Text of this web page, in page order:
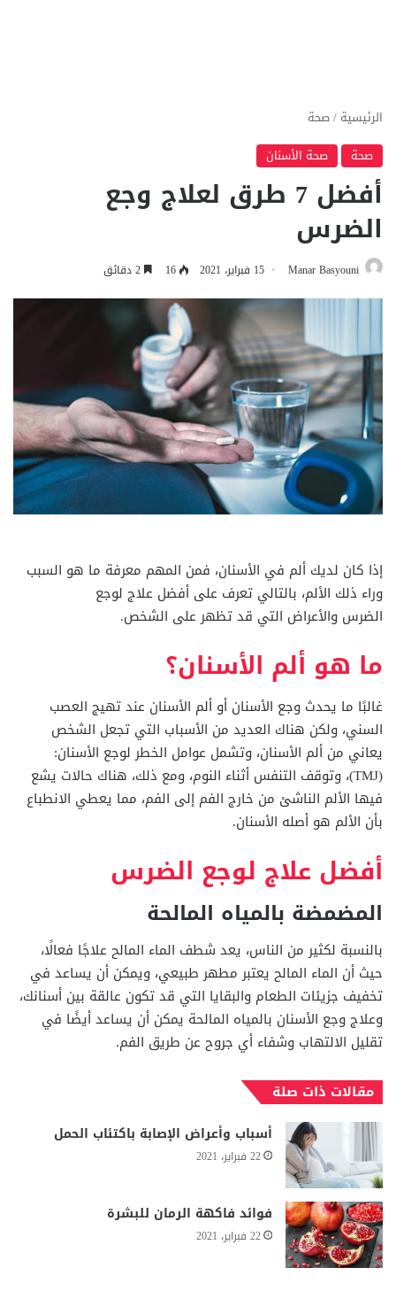
الرئيسية /صحة
صحة
صحة الأسنان
أفضل 7 طرق لعلاج وجع
الضرس
Manar Basyouni 15 فبراير، 2021 16
إذا كان لديك ألم في الأسنان، فمن المهم معرفة ما هو السبب
وراء ذلك الألم، بالتالي تعرف على أفضل علاج لوجع
الضرس والأعراض التي قد تظهر على الشخص.
ما هو ألم الأسنان؟
غالبًا ما يحدث وجع الأسنان أو ألم الأسنان عند تهيج العصب
السني، ولكن هناك العديد من الأسباب التي تجعل الشخص
يعاني من ألم الأسنان، وتشمل عوامل الخطر لوجع الأسنان:
(TMJ)، وتوقف التنفس أثناء النوم، ومع ذلك، هناك حالات يشع
فيها الألم الناشئ من خارج الفم إلى الفم، مما يعطي الانطباع
بأن الألم هو أصله الأسنان.
أفضل علاج لوجع الضرس
المضمضة بالمياه المالحة
بالنسبة لكثير من الناس، يعد شطف الماء المالح علاجًا فعالًا،
حيث أن الماء المالح يعتبر مطهر طبيعي، ويمكن أن يساعد في
تخفيف جزيئات الطعام والبقايا التي قد تكون عالقة بين أسنانك،
وعلاج وجع الأسنان بالمياه المالحة يمكن أن يساعد أيضًا في
تقليل الالتهاب وشفاء أي جروح عن طريق الفم.
مقالات ذات صلة
أسباب وأعراض الإصابة باكتئاب الحمل
22 فبراير، 2021
فوائد فاكهة الرمان للبشرة
22 فبراير، 2021